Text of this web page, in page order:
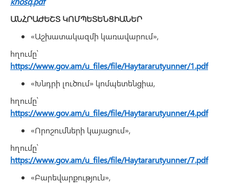
ԱՆՀՐԱԺԵՇՏ ԿՈՄՊԵՏԵՆՑԻԱՆԵՐ
«Աշխատակազմի կառավարում»,
հղումը՝
https://www.gov.am/u_files/file/Haytararutyunner/1.pdf
«Խնդրի լուծում» կոմպետենցիա,
հղումը՝
https://www.gov.am/u_files/file/Haytararutyunner/4.pdf
«Որոշումների կայացում»,
հղումը՝
https://www.gov.am/u_files/file/Haytararutyunner/7.pdf
«Բարեվարքություն»,